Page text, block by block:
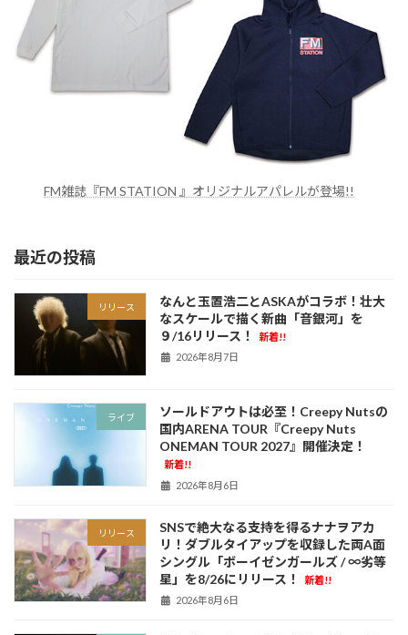
FM雑誌『FM STATION 』オリジナルアパレルが登場!!
最近の投稿
リリース
なんと玉置浩二とASKAがコラボ！壮大
なスケールで描く新曲「音銀河」を
９/16リリース！
新着!!
2026年8月7日
ライブ
ソールドアウトは必至！Creepy Nutsの
国内ARENA TOUR『Creepy Nuts
ONEMAN TOUR 2027』開催決定！
新着!!
2026年8月6日
リリース
SNSで絶大なる支持を得るナナヲアカ
リ！ダブルタイアップを収録した両A面
シングル「ボーイゼンガールズ / ∞劣等
星」を8/26にリリース！
新着!!
2026年8月6日